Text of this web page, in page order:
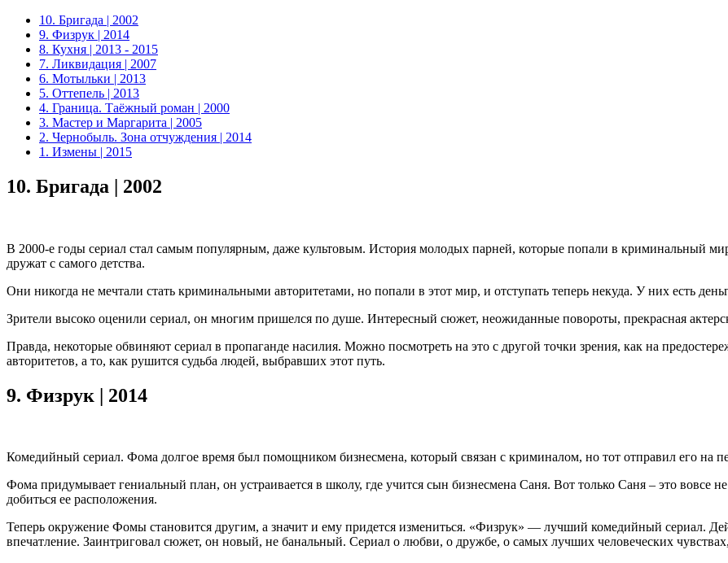
10. Бригада | 2002
9. Физрук | 2014
8. Кухня | 2013 - 2015
7. Ликвидация | 2007
6. Мотыльки | 2013
5. Оттепель | 2013
4. Граница. Таёжный роман | 2000
3. Мастер и Маргарита | 2005
2. Чернобыль. Зона отчуждения | 2014
1. Измены | 2015
10. Бригада | 2002
В 2000-е годы сериал стал самым популярным, даже культовым. История молодых парней, которые попали в криминальный
дружат с самого детства.
Они никогда не мечтали стать криминальными авторитетами, но попали в этот мир, и отступать теперь некуда. У них есть
Зрители высоко оценили сериал, он многим пришелся по душе. Интересный сюжет, неожиданные повороты, прекрасная
Правда, некоторые обвиняют сериал в пропаганде насилия. Можно посмотреть на это с другой точки зрения, как на
авторитетов, а то, как рушится судьба людей, выбравших этот путь.
9. Физрук | 2014
Комедийный сериал. Фома долгое время был помощником бизнесмена, который связан с криминалом, но тот отправил его на
Фома придумывает гениальный план, он устраивается в школу, где учится сын бизнесмена Саня. Вот только Саня – это вовсе
добиться ее расположения.
Теперь окружение Фомы становится другим, а значит и ему придется измениться. «Физрук» — лучший комедийный сериал.
впечатление. Заинтриговал сюжет, он новый, не банальный. Сериал о любви, о дружбе, о самых лучших человеческих